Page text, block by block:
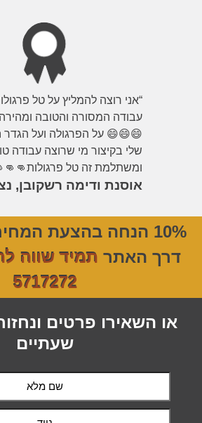
“אני רוצה להמליץ על טל
עבודה המסורה והטובה
😄😄😄 על הפרגולה ועל
שלי בקיצור מי שרוצה עבודה
ומשתלמת זה טל
אוסנת ודימה רשקובן,
10% הנחה בהצעת
דרך האתר
5717272
או השאירו פרטים
שעתיים